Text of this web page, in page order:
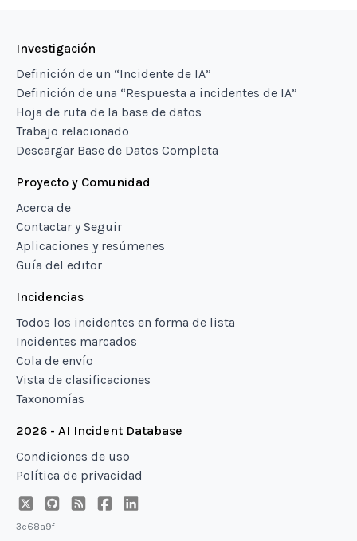
Investigación
Definición de un “Incidente de IA”
Definición de una “Respuesta a incidentes de IA”
Hoja de ruta de la base de datos
Trabajo relacionado
Descargar Base de Datos Completa
Proyecto y Comunidad
Acerca de
Contactar y Seguir
Aplicaciones y resúmenes
Guía del editor
Incidencias
Todos los incidentes en forma de lista
Incidentes marcados
Cola de envío
Vista de clasificaciones
Taxonomías
2026 - AI Incident Database
Condiciones de uso
Política de privacidad
3e68a9f